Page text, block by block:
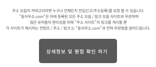
주소 모음의 카테고리라면 누구나 언제든지 전입신고(주소등록)를 요청 할 수 있습니다.
​"동사무소.com"은 아래 등록된 모든 주소 모음 / 링크 모음 사이트와 무관하며
많은 유저들의 편리성을 위해 "주소 사이트"의 링크를 게시할 뿐
각 사이트가 제시하는 컨텐츠 / 주소 / 링크 는 "동사무소.com"과 전혀 무관함을 알려드립니다.
상세정보 및 평점 확인 하기